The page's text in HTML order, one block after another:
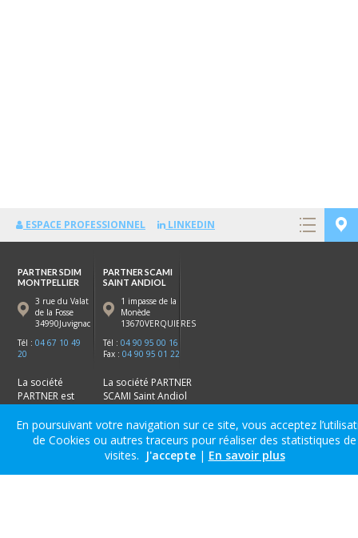
ESPACE PROFESSIONNEL LINKEDIN
PARTNER SDIM
MONTPELLIER
3 rue du Valat
de la Fosse
34990Juvignac
Tél :04 67 10 49
20
La société
PARTNER est
fabrication, la
distribution et
hérault (34)
PARTNER SCAMI
SAINT ANDIOL
1 impasse de la
Monède
13670VERQUIERES
Tél :04 90 95 00 16
Fax :04 90 95 01 22
La société PARTNER
SCAMI Saint Andiol
fabrication de
menuiseries dans le
vaucluse (84) les
bouches du Rhone
(13) :Avignon,Saint-
En poursuivant votre navigation sur ce site, vous acceptez
de Cookies ou autres traceurs pour réaliser des statistiques de
visites. J'accepte| En savoir plus